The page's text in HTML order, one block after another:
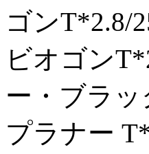
ゴンT*2.8/
ビオゴン
ー・ブラ
プラナー